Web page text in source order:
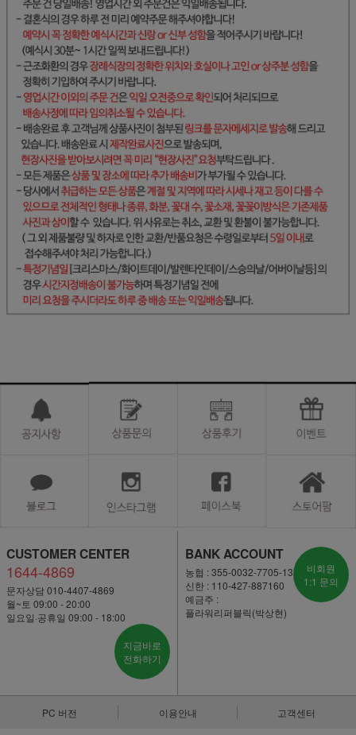
CUSTOMER CENTER
1644-4869
문자상담 010-4407-4869
월~토 09:00 - 20:00
일요일·공휴일 09:00 - 18:00
지금바로
전화하기
BANK ACCOUNT
농협 : 355-0032-7705-13
신한 : 110-427-887160
예금주 :
플라워리퍼블릭(박상현)
비회원
1:1 문의
PC 버전 이용안내 고객센터